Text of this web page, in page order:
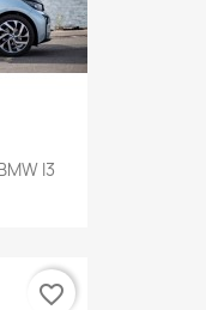
I3
favorite_border